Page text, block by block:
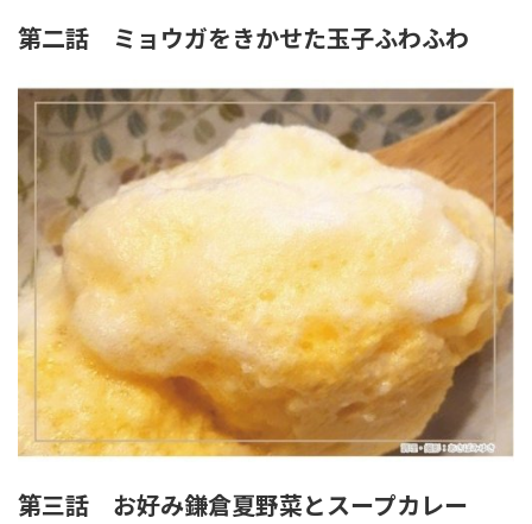
第二話 ミョウガをきかせた玉子ふわふわ
第三話 お好み鎌倉夏野菜とスープカレー